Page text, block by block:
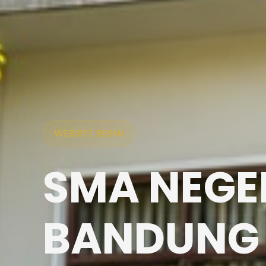
WEBSITE RESMI
SMA
BANDUNG